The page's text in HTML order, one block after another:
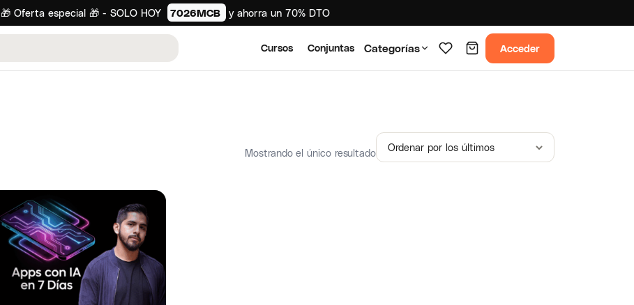
🎁 Oferta especial 🎁 - SOLO HOY 7026MCB y ahorra un 70% DTO
Cursos Conjuntas Categorías Acceder
Mostrando el único resultado